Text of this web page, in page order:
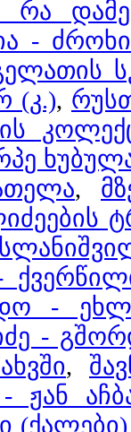
რა
-
(კ.),
,
-
-
,
- ჟან